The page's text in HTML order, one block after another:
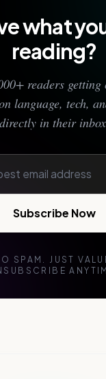
what
reading?
readers getting
language, tech,
directly in their
Subscribe Now
SPAM. JUST